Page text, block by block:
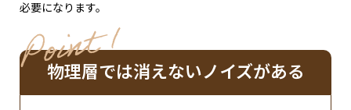
必要になります。
Point 1
物理層では消えないノイズがある